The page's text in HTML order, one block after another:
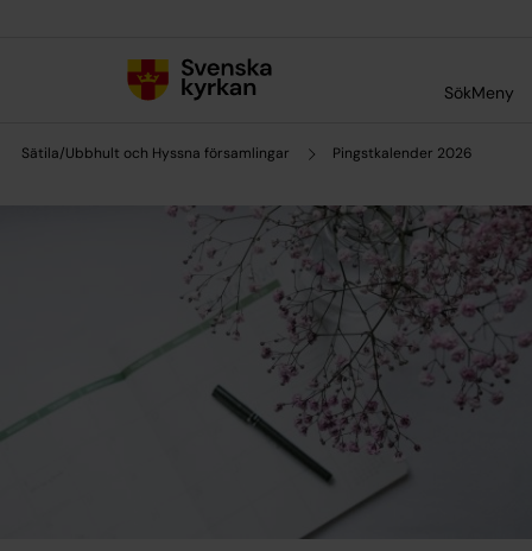
SökMeny
Sätila/Ubbhult och Hyssna församlingar Pingstkalender 2026